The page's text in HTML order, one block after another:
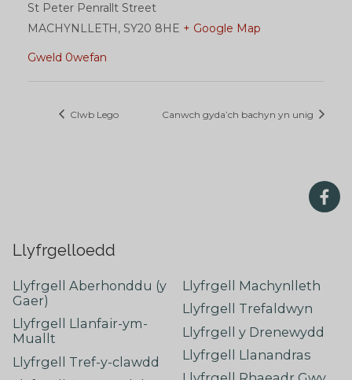
St Peter Penrallt Street
MACHYNLLETH , SY20 8HE + Google Map
Gweld 0wefan
Clwb Lego Canwch gyda’ch bachyn yn unig
Llyfrgelloedd
Llyfrgell Aberhonddu (y
Gaer)
Llyfrgell Llanfair-ym-
Muallt
Llyfrgell Tref-y-clawdd
Llyfrgell Machynlleth
Llyfrgell Trefaldwyn
Llyfrgell y Drenewydd
Llyfrgell Llanandras